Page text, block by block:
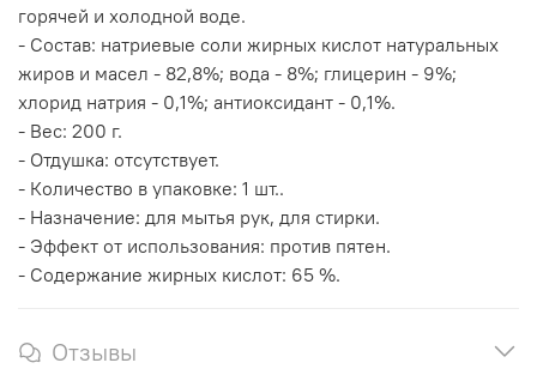
горячей и холодной воде.
- Состав: натриевые соли жирных кислот натуральных
жиров и масел - 82,8%; вода - 8%; глицерин - 9%;
хлорид натрия - 0,1%; антиоксидант - 0,1%.
- Вес: 200 г.
- Отдушка: отсутствует.
- Количество в упаковке: 1 шт..
- Назначение: для мытья рук, для стирки.
- Эффект от использования: против пятен.
- Содержание жирных кислот: 65 %.
Отзывы